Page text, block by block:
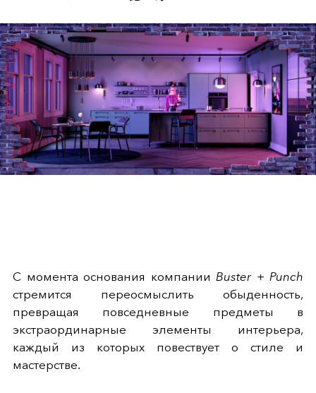
С момента основания компании Buster + Punch
стремится переосмыслить обыденность,
превращая повседневные предметы в
экстраординарные элементы интерьера,
каждый из которых повествует о стиле и
мастерстве.